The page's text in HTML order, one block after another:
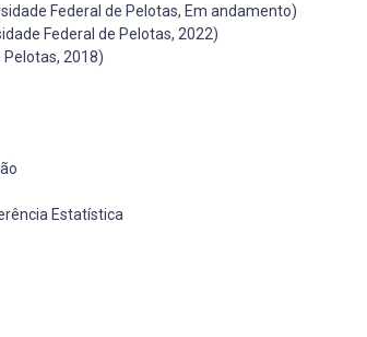
Federal de Pelotas, Em andamento)
Federal de Pelotas, 2022)
Pelotas, 2018)
Estatística